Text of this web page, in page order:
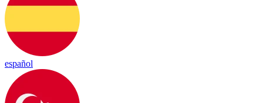
español